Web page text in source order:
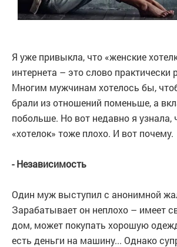
Я уже привыкла, что «женские
интернета – это слово практически
Многим мужчинам хотелось бы,
брали из отношений поменьше, а
побольше. Но вот недавно я узнала,
«хотелок» тоже плохо. И вот почему.
- Независимость
Один муж выступил с анонимной
Зарабатывает он неплохо – имеет
дом, может покупать хорошую
есть деньги на машину... Однако